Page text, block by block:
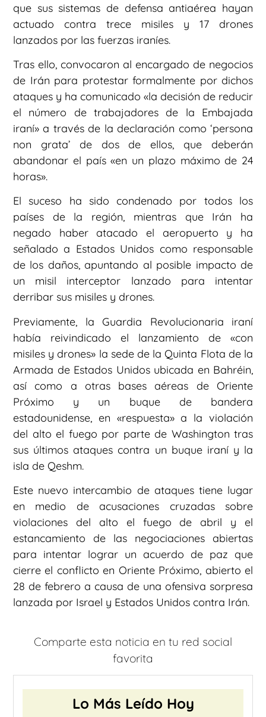
que sus sistemas de defensa antiaérea hayan
actuado contra trece misiles y 17 drones
lanzados por las fuerzas iraníes.
Tras ello, convocaron al encargado de negocios
de Irán para protestar formalmente por dichos
ataques y ha comunicado «la decisión de reducir
el número de trabajadores de la Embajada
iraní» a través de la declaración como ‘persona
non grata’ de dos de ellos, que deberán
abandonar el país «en un plazo máximo de 24
horas».
El suceso ha sido condenado por todos los
países de la región, mientras que Irán ha
negado haber atacado el aeropuerto y ha
señalado a Estados Unidos como responsable
de los daños, apuntando al posible impacto de
un misil interceptor lanzado para intentar
derribar sus misiles y drones.
Previamente, la Guardia Revolucionaria iraní
había reivindicado el lanzamiento de «con
misiles y drones» la sede de la Quinta Flota de la
Armada de Estados Unidos ubicada en Bahréin,
así como a otras bases aéreas de Oriente
Próximo y un buque de bandera
estadounidense, en «respuesta» a la violación
del alto el fuego por parte de Washington tras
sus últimos ataques contra un buque iraní y la
isla de Qeshm.
Este nuevo intercambio de ataques tiene lugar
en medio de acusaciones cruzadas sobre
violaciones del alto el fuego de abril y el
estancamiento de las negociaciones abiertas
para intentar lograr un acuerdo de paz que
cierre el conflicto en Oriente Próximo, abierto el
28 de febrero a causa de una ofensiva sorpresa
lanzada por Israel y Estados Unidos contra Irán.
Comparte esta noticia en tu red social
favorita
Lo Más Leído Hoy